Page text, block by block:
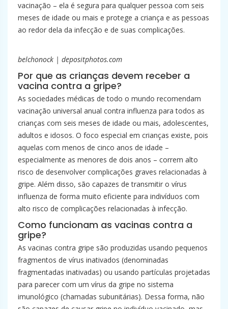
vacinação – ela é segura para qualquer pessoa com seis
meses de idade ou mais e protege a criança e as pessoas
ao redor dela da infecção e de suas complicações.
belchonock | depositphotos.com
Por que as crianças devem receber a
vacina contra a gripe?
As sociedades médicas de todo o mundo recomendam
vacinação universal anual contra influenza para todos as
crianças com seis meses de idade ou mais, adolescentes,
adultos e idosos. O foco especial em crianças existe, pois
aquelas com menos de cinco anos de idade –
especialmente as menores de dois anos – correm alto
risco de desenvolver complicações graves relacionadas à
gripe. Além disso, são capazes de transmitir o vírus
influenza de forma muito eficiente para indivíduos com
alto risco de complicações relacionadas à infecção.
Como funcionam as vacinas contra a
gripe?
As vacinas contra gripe são produzidas usando pequenos
fragmentos de vírus inativados (denominadas
fragmentadas inativadas) ou usando partículas projetadas
para parecer com um vírus da gripe no sistema
imunológico (chamadas subunitárias). Dessa forma, não